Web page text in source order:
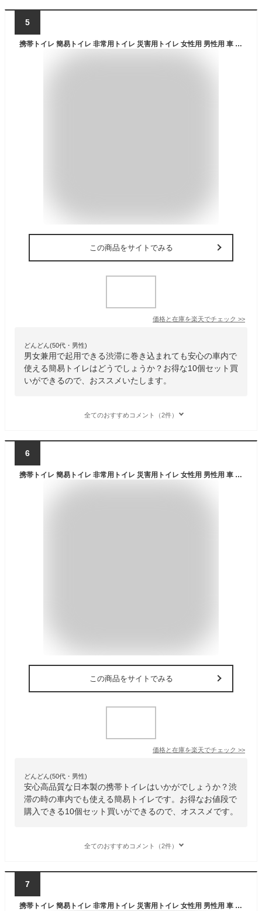
5
携帯トイレ 簡易トイレ 非常用トイレ 災害用トイレ 女性用 男性用 車 登山 片手で秒速トイレ 10個セット 男女兼用 大便 小便 日本製 防災 防災セット 防災グッズ 避難 災害 コンパクト 便利 消臭 抗菌 凝固剤 長期保存
この商品をサイトでみる
価格と在庫を楽天でチェック >>
どんどん(50代・男性)
男女兼用で起用できる渋滞に巻き込まれても安心の車内で
使える簡易トイレはどうでしょうか？お得な10個セット買
いができるので、おススメいたします。
全てのおすすめコメント（2件）
6
携帯トイレ 簡易トイレ 非常用トイレ 災害用トイレ 女性用 男性用 車 登山 片手で秒速トイレ 10個セット 男女兼用 大便 小便 日本製 防災 防災セット 防災グッズ 避難 災害 コンパクト
この商品をサイトでみる
価格と在庫を楽天でチェック >>
どんどん(50代・男性)
安心高品質な日本製の携帯トイレはいかがでしょうか？渋
滞の時の車内でも使える簡易トイレです。お得なお値段で
購入できる10個セット買いができるので、オススメです。
全てのおすすめコメント（2件）
7
携帯トイレ 簡易トイレ 非常用トイレ 災害用トイレ 女性用 男性用 車 登山 片手で秒速トイレ 3個セット 男女兼用 大便 小便 日本製 抗菌 消臭 防災 防災セット 防災グッズ 避難 災害 コンパクト 便利 凝固剤 長期保存